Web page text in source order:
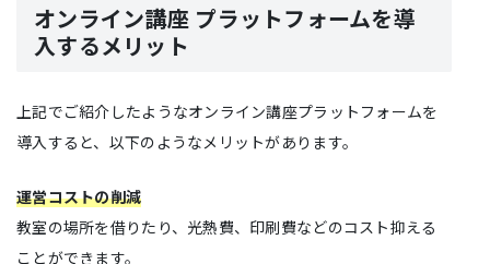
オンライン講座 プラットフォームを導
入するメリット
上記でご紹介したようなオンライン講座プラットフォームを
導入すると、以下のようなメリットがあります。
運営コストの削減
教室の場所を借りたり、光熱費、印刷費などのコスト抑える
ことができます。